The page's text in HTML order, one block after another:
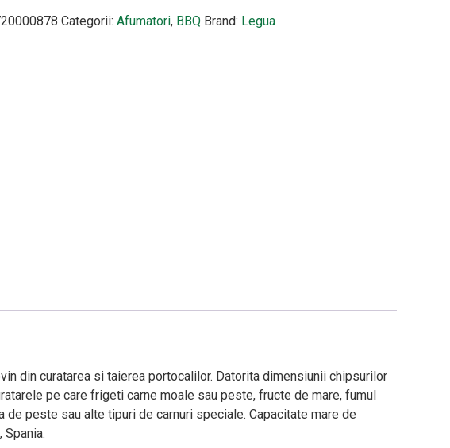
Categorii:Afumatori, BBQ Brand: Legua
din curatarea si taierea portocalilor. Datorita dimensiunii chipsurilor
pe care frigeti carne moale sau peste, fructe de mare, fumul
peste sau alte tipuri de carnuri speciale. Capacitate mare de